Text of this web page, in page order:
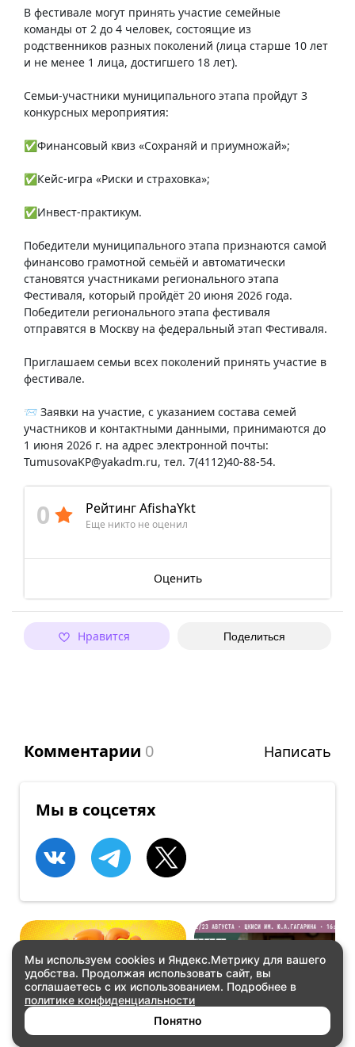
Мы используем cookies и Яндекс.Метрику для вашего
удобства. Продолжая использовать сайт, вы
соглашаетесь с их использованием. Подробнее в
политике конфиденциальности
Понятно
В фестивале могут принять участие семейные
команды от 2 до 4 человек, состоящие из
родственников разных поколений (лица старше 10 лет
и не менее 1 лица, достигшего 18 лет).
Семьи-участники муниципального этапа пройдут 3
конкурсных мероприятия:
✅Финансовый квиз «Сохраняй и приумножай»;
✅Кейс-игра «Риски и страховка»;
✅Инвест-практикум.
Победители муниципального этапа признаются самой
финансово грамотной семьёй и автоматически
становятся участниками регионального этапа
Фестиваля, который пройдёт 20 июня 2026 года.
Победители регионального этапа фестиваля
отправятся в Москву на федеральный этап Фестиваля.
Приглашаем семьи всех поколений принять участие в
фестивале.
📨 Заявки на участие, с указанием состава семей
участников и контактными данными, принимаются до
1 июня 2026 г. на адрес электронной почты:
TumusovaKP@yakadm.ru, тел. 7(4112)40-88-54.
0 Рейтинг AfishaYkt
Еще никто не оценил
Оценить
Нравится Поделиться
Комментарии 0 Написать
Мы в соцсетях
ВЕЧЕРИНКИ
SayinChella
КОНЦЕРТЫ
Так звучит Якутия.